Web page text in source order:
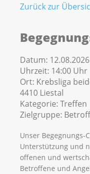
Zurück zur
Datum: 12.08.2026
Uhrzeit: 14:00 Uhr
Ort: Krebsliga
4410 Liestal
Kategorie: Treffen
Zielgruppe:
Unser Begegnungs-
Unterstützung und
offenen und
Betroffene und